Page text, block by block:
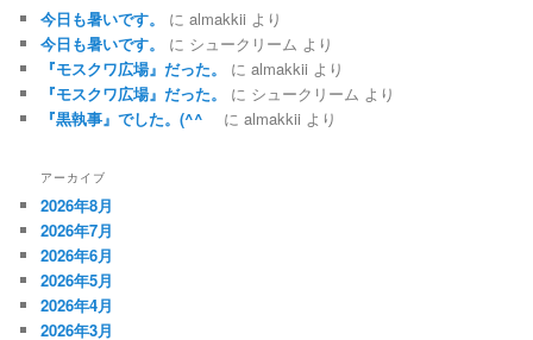
今日も暑いです。 にalmakkii より
今日も暑いです。
に シュークリーム より
『モスクワ広場』だった。
にalmakkii より
『モスクワ広場』だった。
に シュークリーム より
『黒執事』でした。(^^ゞ
にalmakkii より
アーカイブ
2026年8月
2026年7月
2026年6月
2026年5月
2026年4月
2026年3月